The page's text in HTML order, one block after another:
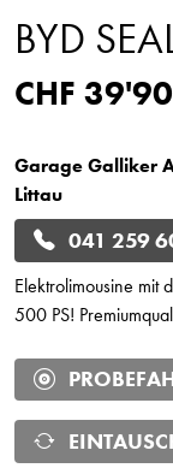
BYD
CHF
Garage Galliker
Littau
041 259
Elektrolimousine mit
500 PS!